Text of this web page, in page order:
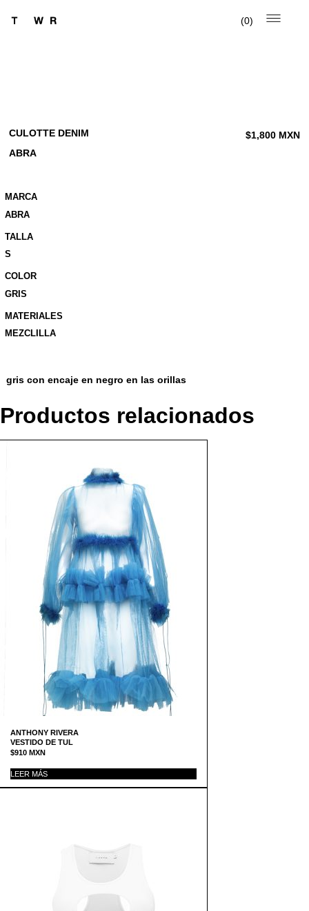
0
CULOTTE DENIM
ABRA
$1,800MXN
MARCA
ABRA
TALLA
S
COLOR
GRIS
MATERIALES
MEZCLILLA
gris con encaje en negro en las orillas
Productos relacionados
ANTHONY RIVERA
VESTIDO DE TUL
$910 MXN
LEER MÁS